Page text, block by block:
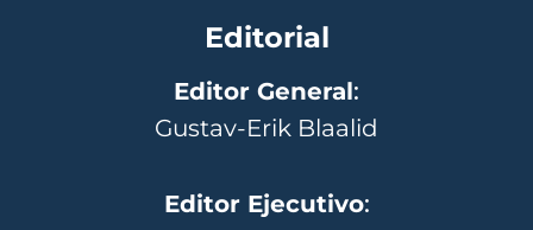
Editorial
Editor General:
Gustav-Erik Blaalid
Editor Ejecutivo: